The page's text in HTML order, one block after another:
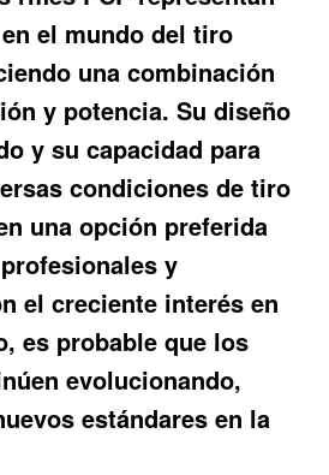
el mundo del tiro
una combinación
y potencia. Su diseño
y su capacidad para
condiciones de tiro
una opción preferida
y
el creciente interés en
es probable que los
evolucionando,
estándares en la